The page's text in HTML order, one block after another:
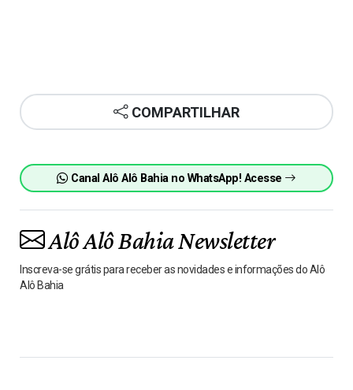
COMPARTILHAR
Canal Alô Alô Bahia no WhatsApp! Acesse
Alô Alô Bahia Newsletter
Inscreva-se grátis para receber as novidades e informações do Alô
Alô Bahia